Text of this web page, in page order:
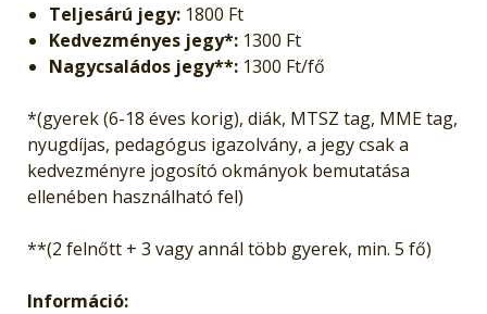
Teljesárú jegy: 1800 Ft
Kedvezményes jegy*:1300 Ft
Nagycsaládos jegy**:1300 Ft/fő
*(gyerek (6-18 éves korig), diák, MTSZ tag, MME tag,
nyugdíjas, pedagógus igazolvány, a jegy csak a
kedvezményre jogosító okmányok bemutatása
ellenében használható fel)
**(2 felnőtt + 3 vagy annál több gyerek, min. 5 fő)
Információ: